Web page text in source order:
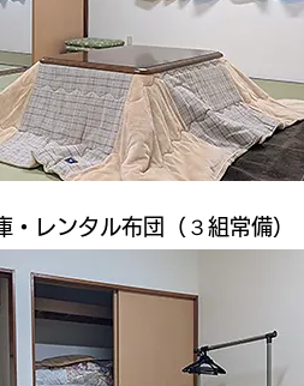
レンタル布団（３組常備）